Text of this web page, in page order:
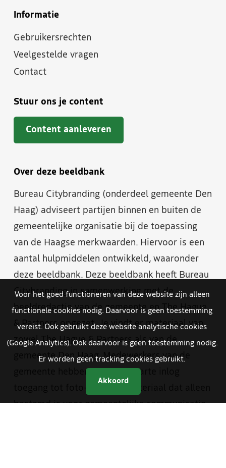
Informatie
Gebruikersrechten
Veelgestelde vragen
Contact
Stuur ons je content
Content aanleveren
Over deze beeldbank
Bureau Citybranding (onderdeel gemeente Den
Haag) adviseert partijen binnen en buiten de
gemeentelijke organisatie bij de toepassing
van de Haagse merkwaarden. Hiervoor is een
aantal hulpmiddelen ontwikkeld, waaronder
deze beeldbank. Deze beeldbank heeft Bureau
Citybranding in samenwerking met de
beeldredactie van de gemeente en The Hague
& Partners opgezet. Je vindt er materiaal van
zowel The Hague & Partners als van de
gemeente Den Haag. Medewerkers van de
gemeente hebben met een aparte inlog
bestemd is voor gemeentelijke communicatie.
Voor het goed functioneren van deze website zijn alleen
functionele cookies nodig. Daarvoor is geen toestemming
vereist. Ook gebruikt deze website analytische cookies
(Google Analytics). Ook daarvoor is geen toestemming nodig.
Er worden geen tracking cookies gebruikt.
Akkoord